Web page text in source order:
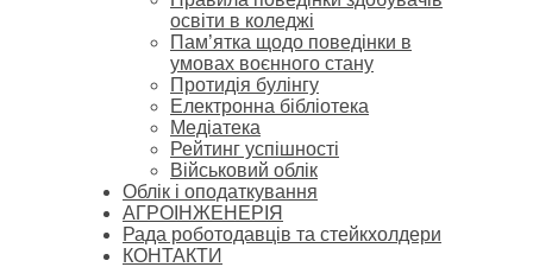
освіти в коледжі
Пам’ятка щодо поведінки в
умовах воєнного стану
Протидія булінгу
Електронна бібліотека
Медіатека
Рейтинг успішності
Військовий облік
Облік і оподаткування
АГРОІНЖЕНЕРІЯ
Рада роботодавців та стейкхолдери
КОНТАКТИ